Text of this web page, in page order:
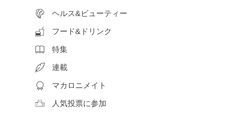
ヘルス&ビューティー
フード&ドリンク
特集
連載
マカロニメイト
人気投票に参加